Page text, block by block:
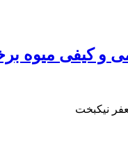
و کیفی میوه
نیکبخت